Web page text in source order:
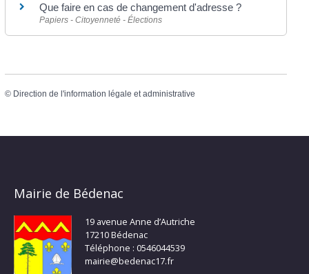
Que faire en cas de changement d'adresse ?
Papiers - Citoyenneté - Élections
© Direction de l'information légale et administrative
Mairie de Bédenac
19 avenue Anne d’Autriche
17210 Bédenac
Téléphone : 0546044539
mairie@bedenac17.fr